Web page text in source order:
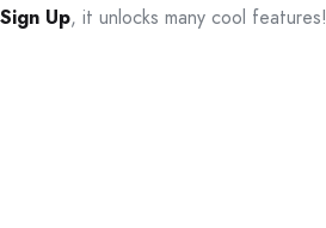
Sign Up, it unlocks many cool features!